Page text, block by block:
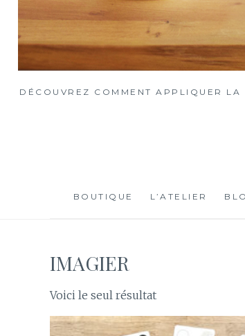
DÉCOUVREZ COMMENT APPLIQUER
BOUTIQUE L’ATELIER
IMAGIER
Voici le seul résultat